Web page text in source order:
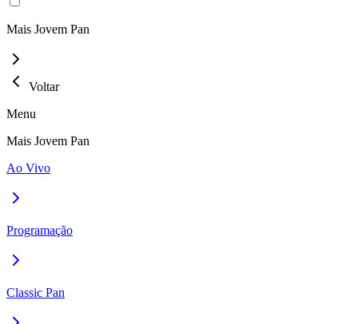
Mais Jovem Pan
Voltar
Menu
Mais Jovem Pan
Ao Vivo
Programação
Classic Pan